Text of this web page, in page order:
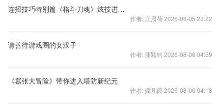
连招技巧特别篇《格斗刀魂》炫技进阶讲堂
作者: 庄晨荷 2026-08-05 23:22
请善待游戏圈的女汉子
作者: 蒲颖钧 2026-08-06 04:59
《嚣张大冒险》带你进入塔防新纪元
作者: 龚凡阅 2026-08-06 04:18